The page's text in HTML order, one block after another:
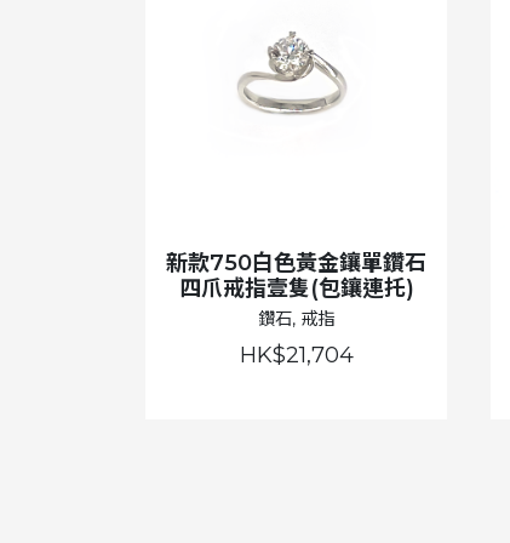
新款750白色黃金鑲單鑽石
四爪戒指壹隻(包鑲連托)
鑽石, 戒指
HK$21,704